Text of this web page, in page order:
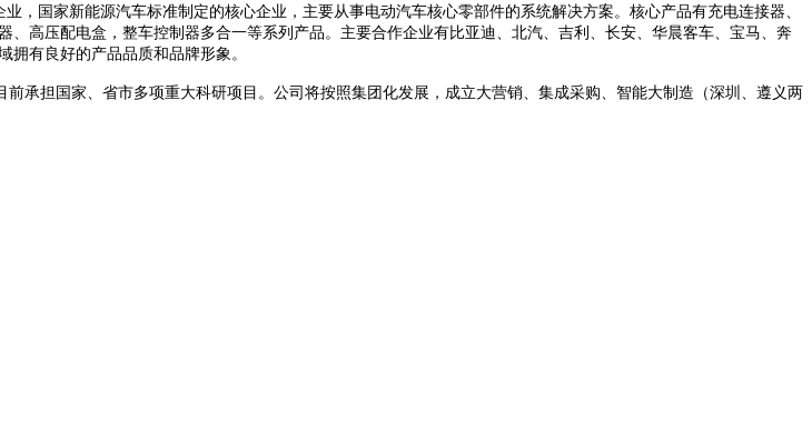
，国家新能源汽车标准制定的核心企业，主要从事电动汽车核心零部件的系统解决方案。核心产品有充电连接器、
、高压配电盒，整车控制器多合一等系列产品。主要合作企业有比亚迪、北汽、吉利、长安、华晨客车、宝马、奔
有良好的产品品质和品牌形象。
承担国家、省市多项重大科研项目。公司将按照集团化发展，成立大营销、集成采购、智能大制造（深圳、遵义两